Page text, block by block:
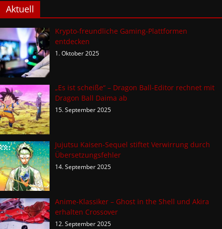
Aktuell
Krypto-freundliche Gaming-Plattformen
entdecken
1. Oktober 2025
„Es ist scheiße“ – Dragon Ball-Editor rechnet mit
Dragon Ball Daima ab
15. September 2025
Jujutsu Kaisen-Sequel stiftet Verwirrung durch
Übersetzungsfehler
14. September 2025
Anime-Klassiker – Ghost in the Shell und Akira
erhalten Crossover
12. September 2025